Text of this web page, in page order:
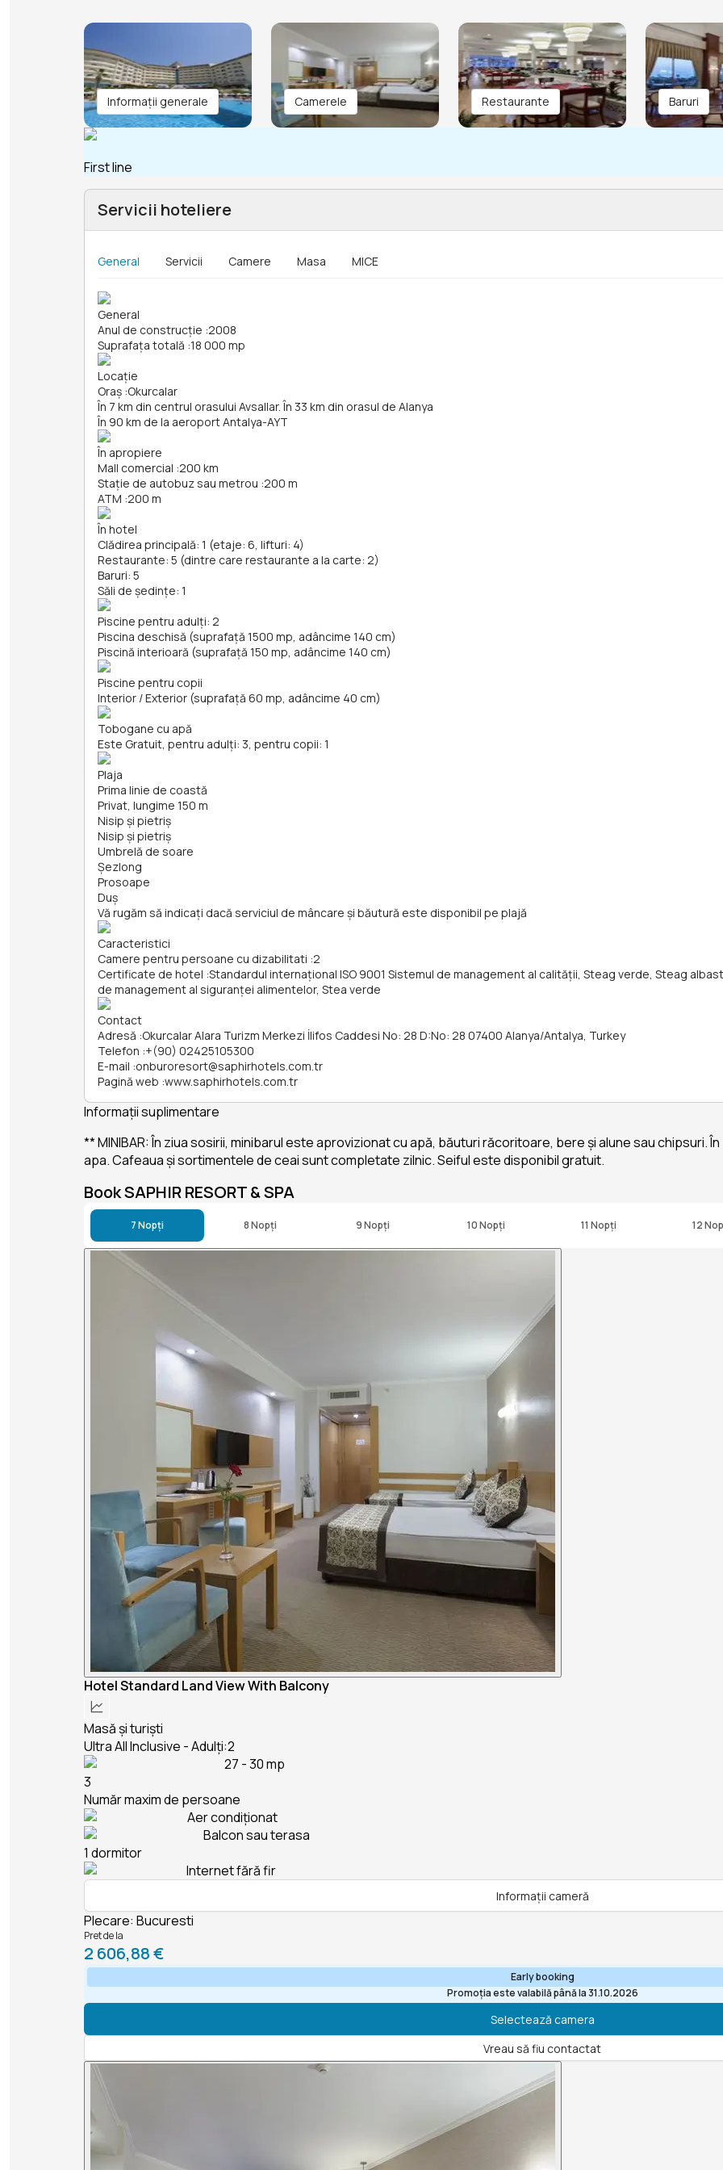
Informații generale Camerele Restaurante Baruri
First line
Servicii hoteliere
General Servicii Camere Masa MICE
General
Anul de construcție :2008
Suprafața totală :18 000 mp
Locație
Oraș :Okurcalar
În 7 km din centrul orasului Avsallar. În 33 km din orasul de Alanya
În 90 km de la aeroport Antalya-AYT
În apropiere
Mall comercial :200 km
Stație de autobuz sau metrou :200 m
ATM :200 m
În hotel
Clădirea principală: 1 (etaje: 6, lifturi: 4)
Restaurante: 5 (dintre care restaurante a la carte: 2)
Baruri: 5
Săli de ședințe: 1
Piscine pentru adulți: 2
Piscina deschisă (suprafață 1500 mp, adâncime 140 cm)
Piscină interioară (suprafață 150 mp, adâncime 140 cm)
Piscine pentru copii
Interior / Exterior (suprafață 60 mp, adâncime 40 cm)
Tobogane cu apă
Este Gratuit, pentru adulți: 3, pentru copii: 1
Plaja
Prima linie de coastă
Privat, lungime 150 m
Nisip și pietriş
Nisip și pietriş
Umbrelă de soare
Șezlong
Prosoape
Duș
Vă rugăm să indicați dacă serviciul de mâncare și băutură este disponibil pe plajă
Caracteristici
Camere pentru persoane cu dizabilitati :2
Certificate de hotel :Standardul internațional ISO 9001 Sistemul de management al calității, Steag verde, Steag
de management al siguranței alimentelor, Stea verde
Contact
Adresă :Okurcalar Alara Turizm Merkezi İlifos Caddesi No: 28 D:No: 28 07400 Alanya/Antalya, Turkey
Telefon :+(90) 02425105300
E-mail :onburoresort@saphirhotels.com.tr
Pagină web :www.saphirhotels.com.tr
Informații suplimentare
** MINIBAR: În ziua sosirii, minibarul este aprovizionat cu apă, băuturi răcoritoare, bere și alune sau chipsuri.
apa. Cafeaua și sortimentele de ceai sunt completate zilnic. Seiful este disponibil gratuit.
Book SAPHIR RESORT & SPA
7 Nopți 8 Nopți 9 Nopți 10 Nopți 11 Nopți 12
Hotel Standard Land View With Balcony
Masă și turiști
Ultra All Inclusive - Adulți:2
27 - 30 mp
3
Număr maxim de persoane
Aer condiționat
Balcon sau terasa
1 dormitor
Internet fără fir
Informații cameră
Plecare: Bucuresti
Pret de la
2 606,88 €
Early booking
Promoția este valabilă până la 31.10.2026
Selectează camera
Vreau să fiu contactat